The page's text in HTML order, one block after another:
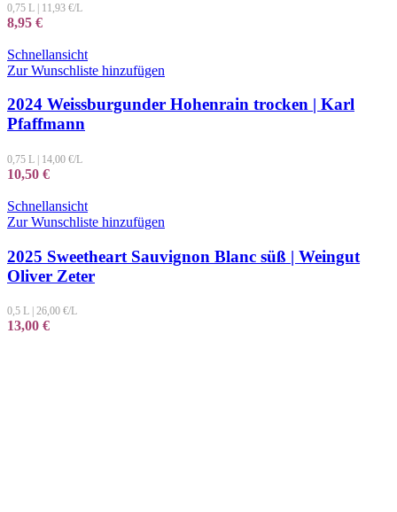
0,75 L | 11,93 €/L
8,95 €
Schnellansicht
Zur Wunschliste hinzufügen
2024 Weissburgunder Hohenrain trocken | Karl
Pfaffmann
0,75 L 14,00 €/L
10,50 €
Schnellansicht
Zur Wunschliste hinzufügen
2025 Sweetheart Sauvignon Blanc süß | Weingut
Oliver Zeter
0,5 L 26,00 €/L
13,00 €